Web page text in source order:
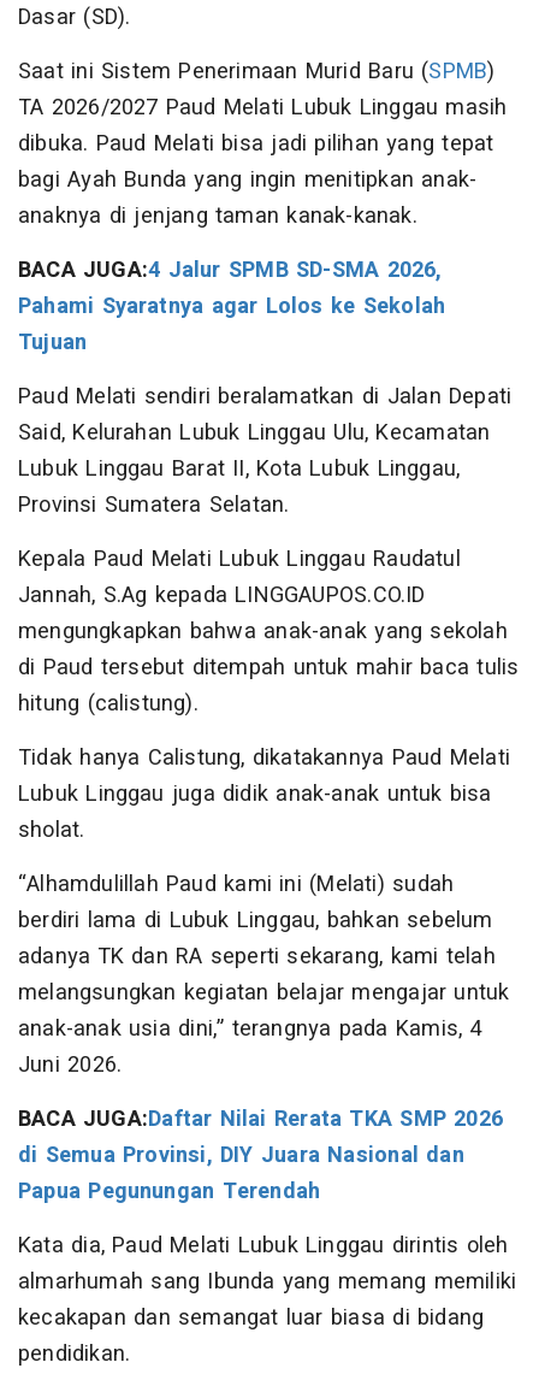
Dasar (SD).
Saat ini Sistem Penerimaan Murid Baru (SPMB)
TA 2026/2027 Paud Melati Lubuk Linggau masih
dibuka. Paud Melati bisa jadi pilihan yang tepat
bagi Ayah Bunda yang ingin menitipkan anak-
anaknya di jenjang taman kanak-kanak.
BACA JUGA:4 Jalur SPMB SD-SMA 2026,
Pahami Syaratnya agar Lolos ke Sekolah
Tujuan
Paud Melati sendiri beralamatkan di Jalan Depati
Said, Kelurahan Lubuk Linggau Ulu, Kecamatan
Lubuk Linggau Barat II, Kota Lubuk Linggau,
Provinsi Sumatera Selatan.
Kepala Paud Melati Lubuk Linggau Raudatul
Jannah, S.Ag kepada LINGGAUPOS.CO.ID
mengungkapkan bahwa anak-anak yang sekolah
di Paud tersebut ditempah untuk mahir baca tulis
hitung (calistung).
Tidak hanya Calistung, dikatakannya Paud Melati
Lubuk Linggau juga didik anak-anak untuk bisa
sholat.
“Alhamdulillah Paud kami ini (Melati) sudah
berdiri lama di Lubuk Linggau, bahkan sebelum
adanya TK dan RA seperti sekarang, kami telah
melangsungkan kegiatan belajar mengajar untuk
anak-anak usia dini,” terangnya pada Kamis, 4
Juni 2026.
BACA JUGA:Daftar Nilai Rerata TKA SMP 2026
di Semua Provinsi, DIY Juara Nasional dan
Papua Pegunungan Terendah
Kata dia, Paud Melati Lubuk Linggau dirintis oleh
almarhumah sang Ibunda yang memang memiliki
kecakapan dan semangat luar biasa di bidang
pendidikan.